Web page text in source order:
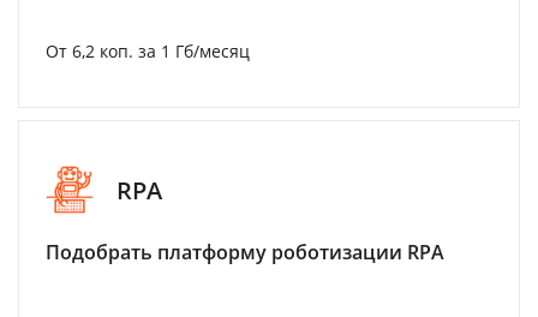
От 6,2 коп. за 1 Гб/месяц
RPA
Подобрать платформу роботизации RPA